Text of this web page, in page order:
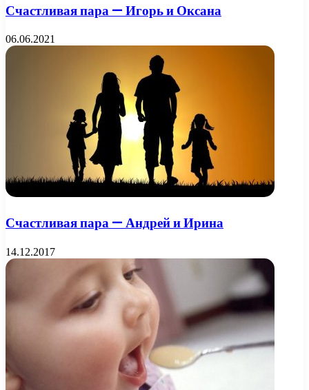
Счастливая пара — Игорь и Оксана
06.06.2021
Счастливая пара — Андрей и Ирина
14.12.2017